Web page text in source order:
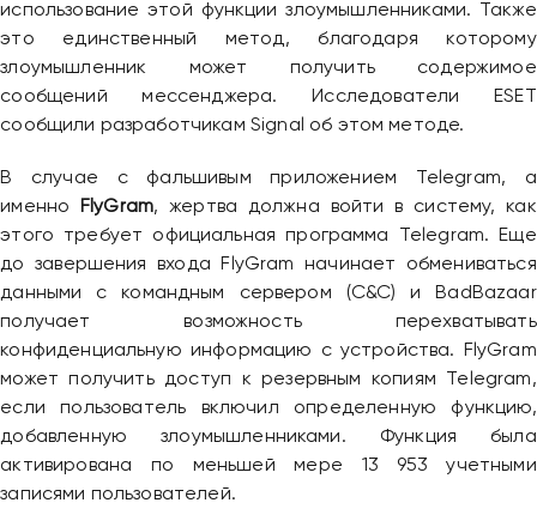
использование этой функции злоумышленниками. Также
это единственный метод, благодаря которому
злоумышленник может получить содержимое
сообщений мессенджера. Исследователи ESET
сообщили разработчикам Signal об этом методе.
В случае с фальшивым приложением Telegram, а
именно
FlyGram, жертва должна войти в систему, как
этого требует официальная программа Telegram. Еще
до завершения входа FlyGram начинает обмениваться
данными с командным сервером (C&C) и BadBazaar
получает возможность перехватывать
конфиденциальную информацию с устройства. FlyGram
может получить доступ к резервным копиям Telegram,
если пользователь включил определенную функцию,
добавленную злоумышленниками. Функция была
активирована по меньшей мере 13 953 учетными
записями пользователей.
Привіт 👋, чим тобі допомогти?
Ми зазвичай відповідаємо дуже швидко